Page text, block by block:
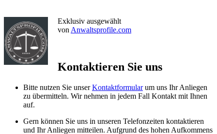
Exklusiv ausgewählt
vonAnwaltsprofile.com
Kontaktieren Sie uns
Bitte nutzen Sie unserKontaktformularum uns Ihr Anliegen
zu übermitteln. Wir nehmen in jedem Fall Kontakt mit Ihnen
auf.
Gern können Sie uns in unseren Telefonzeiten kontaktieren
und Ihr Anliegen mitteilen. Aufgrund des hohen Aufkommens